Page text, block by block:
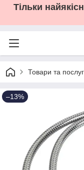
Тільки
Товари та
–13%